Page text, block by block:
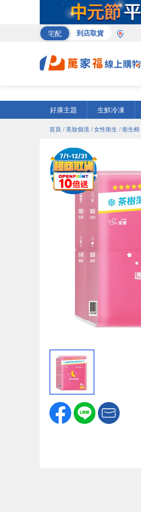
宅配 到店取貨
好康主題
生鮮冷凍
首頁 / 美妝個清 / 女性衛生 / 衛生棉